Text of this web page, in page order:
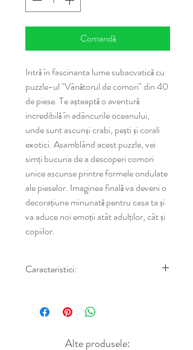
Comandă
Intră în fascinanta lume subacvatică cu
puzzle-ul "Vânătorul de comori" din 40
de piese. Te așteaptă o aventură
incredibilă în adâncurile oceanului,
unde sunt ascunși crabi, pești și corali
exotici. Asamblând acest puzzle, vei
simți bucuria de a descoperi comori
unice ascunse printre formele ondulate
ale pieselor. Imaginea finală va deveni o
decorațiune minunată pentru casa ta și
va aduce noi emoții atât adulților, cât și
copiilor.
Caracteristici:
40 de piese unice
Aromă plăcută de lemn
Dimensiuni puzzle complet:
Alte produsele: